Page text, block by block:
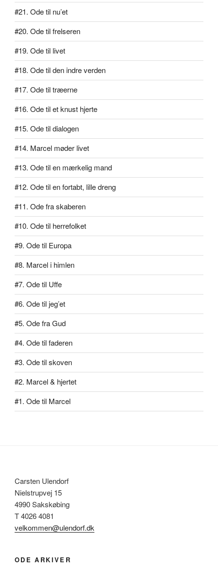
#21. Ode til nu’et
#20. Ode til frelseren
#19. Ode til livet
#18. Ode til den indre verden
#17. Ode til træerne
#16. Ode til et knust hjerte
#15. Ode til dialogen
#14. Marcel møder livet
#13. Ode til en mærkelig mand
#12. Ode til en fortabt, lille dreng
#11. Ode fra skaberen
#10. Ode til herrefolket
#9. Ode til Europa
#8. Marcel i himlen
#7. Ode til Uffe
#6. Ode til jeg’et
#5. Ode fra Gud
#4. Ode til faderen
#3. Ode til skoven
#2. Marcel & hjertet
#1. Ode til Marcel
Carsten Ulendorf
Nielstrupvej 15
4990 Sakskøbing
T 4026 4081
velkommen@ulendorf.dk
ODE ARKIVER